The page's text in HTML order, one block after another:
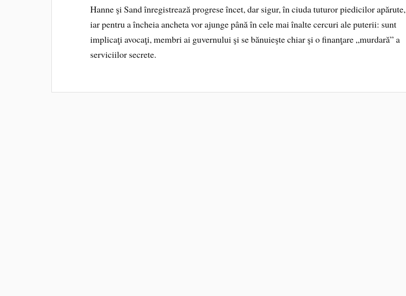
Hanne şi Sand înregistrează progrese încet, dar sigur, în ciuda tuturor piedicilor apărute,
iar pentru a încheia ancheta vor ajunge până în cele mai înalte cercuri ale puterii: sunt
implicaţi avocaţi, membri ai guvernului şi se bănuieşte chiar şi o finanţare „murdară” a
serviciilor secrete.